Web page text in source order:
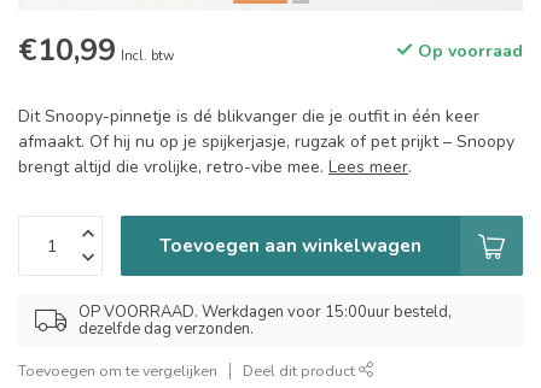
€10,99 Incl. btw Op voorraad
Dit Snoopy-pinnetje is dé blikvanger die je outfit in één keer
afmaakt. Of hij nu op je spijkerjasje, rugzak of pet prijkt – Snoopy
brengt altijd die vrolijke, retro-vibe mee. Lees meer.
Toevoegen aan winkelwagen
OP VOORRAAD. Werkdagen voor 15:00uur besteld,
dezelfde dag verzonden.
Toevoegen om te vergelijken Deel dit product